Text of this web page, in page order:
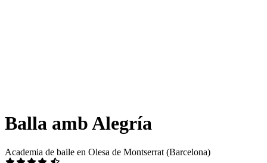
Balla amb Alegría
Academia de baile en Olesa de Montserrat (Barcelona)